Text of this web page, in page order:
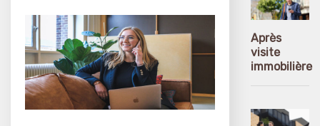
Après
visite
immobilière